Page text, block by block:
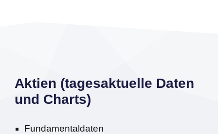
Aktien (tagesaktuelle Daten
und Charts)
Fundamentaldaten